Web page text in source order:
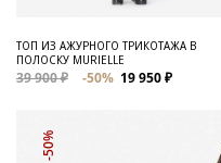
ТОП ИЗ АЖУРНОГО ТРИКОТАЖА В
ПОЛОСКУ MURIELLE
39 900 ₽ -50% 19 950 ₽
-50%